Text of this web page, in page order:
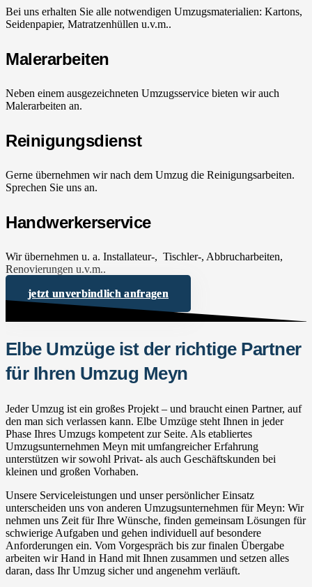
Bei uns erhalten Sie alle notwendigen Umzugsmaterialien: Kartons,
Seidenpapier, Matratzenhüllen u.v.m..
Malerarbeiten
Neben einem ausgezeichneten Umzugsservice bieten wir auch
Malerarbeiten an.
Reinigungsdienst
Gerne übernehmen wir nach dem Umzug die Reinigungsarbeiten.
Sprechen Sie uns an.
Handwerkerservice
Wir übernehmen u. a. Installateur-, Tischler-, Abbrucharbeiten,
Renovierungen u.v.m..
jetzt unverbindlich anfragen
Elbe Umzüge ist der richtige Partner
für Ihren Umzug Meyn
Jeder Umzug ist ein großes Projekt – und braucht einen Partner, auf
den man sich verlassen kann. Elbe Umzüge steht Ihnen in jeder
Phase Ihres Umzugs kompetent zur Seite. Als etabliertes
Umzugsunternehmen Meyn mit umfangreicher Erfahrung
unterstützen wir sowohl Privat- als auch Geschäftskunden bei
kleinen und großen Vorhaben.
Unsere Serviceleistungen und unser persönlicher Einsatz
unterscheiden uns von anderen Umzugsunternehmen für Meyn: Wir
nehmen uns Zeit für Ihre Wünsche, finden gemeinsam Lösungen für
schwierige Aufgaben und gehen individuell auf besondere
Anforderungen ein. Vom Vorgespräch bis zur finalen Übergabe
arbeiten wir Hand in Hand mit Ihnen zusammen und setzen alles
daran, dass Ihr Umzug sicher und angenehm verläuft.